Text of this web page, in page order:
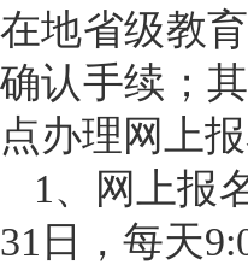
在地省级教
确认手续；
点办理网上
1、网上报
31 日，每天